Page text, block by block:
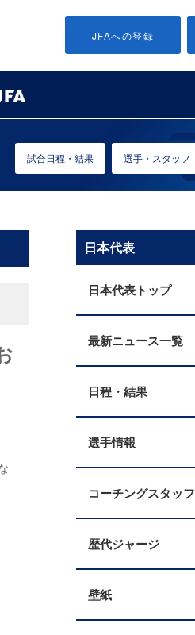
JFAへの登録
試合日程・結果 選手・スタッフ
日本代表
日本代表トップ
最新ニュース一覧
日程・結果
選手情報
コーチングスタッフ
歴代ジャージ
壁紙